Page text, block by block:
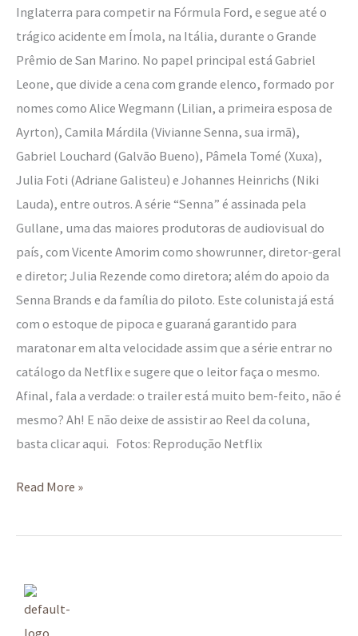
Inglaterra para competir na Fórmula Ford, e segue até o
trágico acidente em Ímola, na Itália, durante o Grande
Prêmio de San Marino. No papel principal está Gabriel
Leone, que divide a cena com grande elenco, formado por
nomes como Alice Wegmann (Lilian, a primeira esposa de
Ayrton), Camila Márdila (Vivianne Senna, sua irmã),
Gabriel Louchard (Galvão Bueno), Pâmela Tomé (Xuxa),
Julia Foti (Adriane Galisteu) e Johannes Heinrichs (Niki
Lauda), entre outros. A série “Senna” é assinada pela
Gullane, uma das maiores produtoras de audiovisual do
país, com Vicente Amorim como showrunner, diretor-geral
e diretor; Julia Rezende como diretora; além do apoio da
Senna Brands e da família do piloto. Este colunista já está
com o estoque de pipoca e guaraná garantido para
maratonar em alta velocidade assim que a série entrar no
catálogo da Netflix e sugere que o leitor faça o mesmo.
Afinal, fala a verdade: o trailer está muito bem-feito, não é
mesmo? Ah! E não deixe de assistir ao Reel da coluna,
basta clicar aqui. Fotos: Reprodução Netflix
Read More »